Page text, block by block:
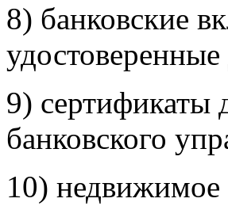
8) банковские
9) сертификаты
банковского
10)